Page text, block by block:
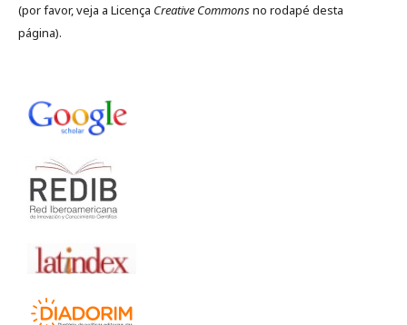
(por favor, veja a Licença Creative Commonsno rodapé desta
página).